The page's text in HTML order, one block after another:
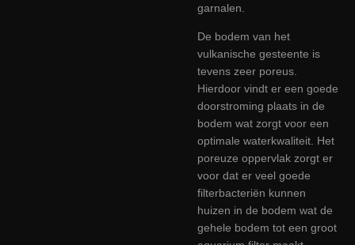
garnalen.
De bodem van het
vulkanische gesteente is
tevens zeer poreus.
Hierdoor vindt er een goede
doorstroming plaats in de
bodem wat zorgt voor een
optimale waterkwaliteit. Het
poreuze oppervlak zorgt er
voor dat er veel goede
filterbacteriën kunnen
huizen in de bodem wat de
gehele bodem tot een groot